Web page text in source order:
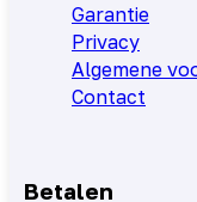
Garantie
Privacy
Algemene
Contact
Betalen